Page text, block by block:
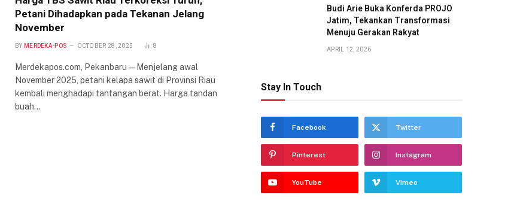
Petani Dihadapkan pada Tekanan Jelang
November
BY MERDEKA-POS OCTOBER 28, 2025 8
Merdekapos.com, Pekanbaru — Menjelang awal
November 2025, petani kelapa sawit di Provinsi Riau
kembali menghadapi tantangan berat. Harga tandan
buah…
Budi Arie Buka Konferda PROJO
Jatim, Tekankan Transformasi
Menuju Gerakan Rakyat
APRIL 12, 2026
Stay In Touch
Facebook Twitter
Pinterest Instagram
YouTube Vimeo